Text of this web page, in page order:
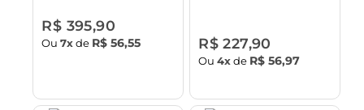
R$ 395,90
Ou7xde R$ 56,55 R$ 227,90
Ou4xde R$ 56,97